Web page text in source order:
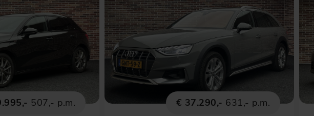
507,- p.m. € 37.290,- 631,- p.m.